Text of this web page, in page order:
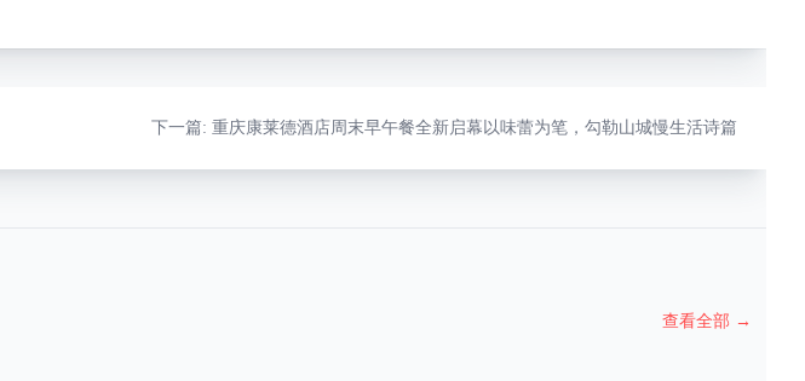
下一篇: 重庆康莱德酒店周末早午餐全新启幕以味蕾为笔，勾勒山城慢生活诗篇
查看全部 →